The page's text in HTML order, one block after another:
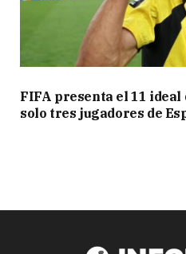
FIFA presenta el 11 ideal
solo tres jugadores de